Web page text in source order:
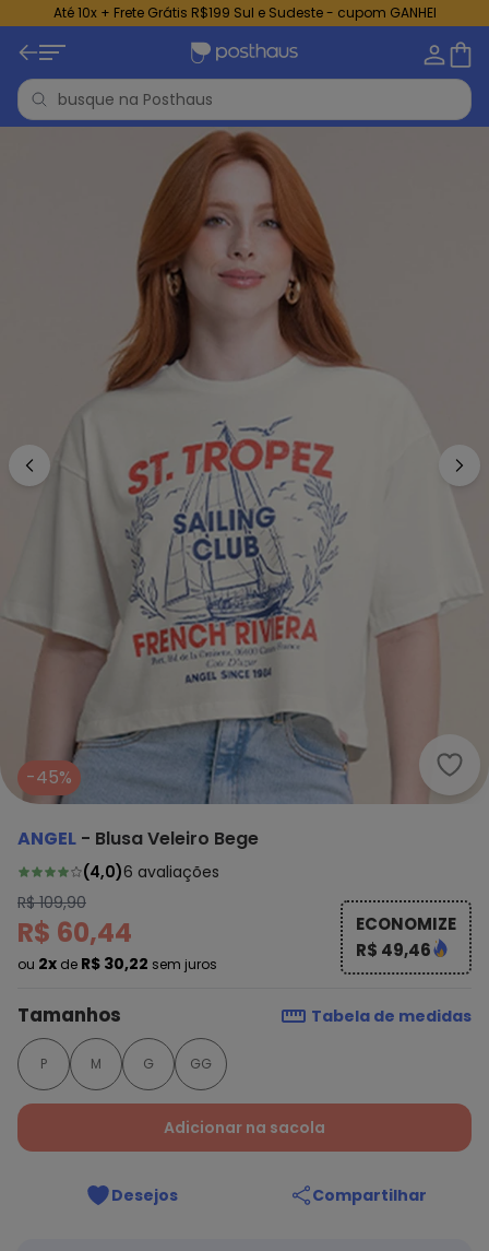
Até 10x + Frete Grátis R$199 Sul e Sudeste - cupom GANHEI
-45%
ANGEL - Blusa Veleiro Bege
(4,0)6 avaliações
R$ 109,90
R$ 60,44
ou 2x de R$ 30,22 sem juros
ECONOMIZE
R$ 49,46
Tamanhos Tabela de medidas
P M G GG
Adicionar na sacola
Desejos Compartilhar